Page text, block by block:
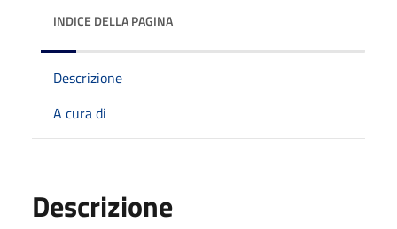
INDICE DELLA PAGINA
Descrizione
A cura di
Descrizione